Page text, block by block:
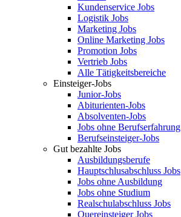
Kundenservice Jobs
Logistik Jobs
Marketing Jobs
Online Marketing Jobs
Promotion Jobs
Vertrieb Jobs
Alle Tätigkeitsbereiche
Einsteiger-Jobs
Junior-Jobs
Abiturienten-Jobs
Absolventen-Jobs
Jobs ohne Berufserfahrung
Berufseinsteiger-Jobs
Gut bezahlte Jobs
Ausbildungsberufe
Hauptschlusabschluss Jobs
Jobs ohne Ausbildung
Jobs ohne Studium
Realschulabschluss Jobs
Quereinsteiger Jobs